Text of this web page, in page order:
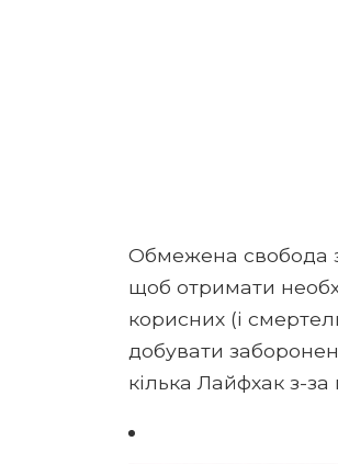
Обмежена свобода
щоб отримати
корисних (і
добувати
кілька Лайфхак з-за